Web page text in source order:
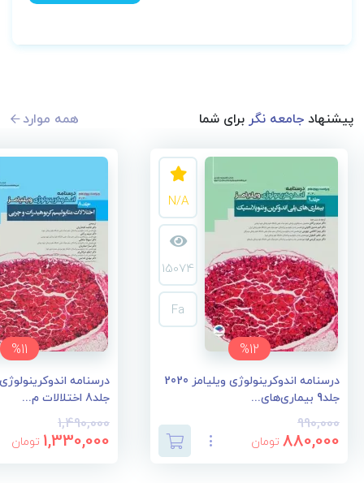
پیشنهادجامعه نگربرای شما همه موارد
%12
N/A
15074
Fa
درسنامه اندوکرینولوژی ویلیامز 2020
جلد9 بیماری‌های...
990,000
880,000 تومان
%11
جلد8 اختلالات م...
1,490,000
1,330,000 تومان